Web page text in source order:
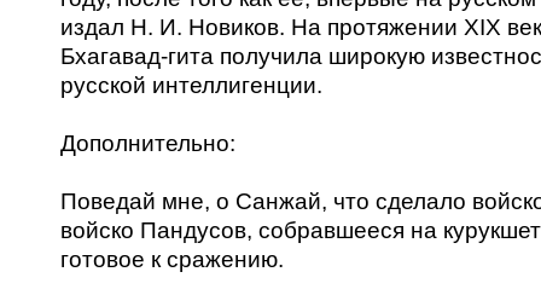
издал Н. И. Новиков. На протяжении XIX
Бхагавад-гита получила широкую
русской интеллигенции.
Дополнительно:
Поведай мне, о Санжай, что сделало
войско Пандусов, собравшееся на
готовое к сражению.